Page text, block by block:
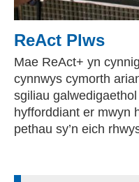
ReAct Plws
Mae ReAct+ yn
cynnwys cymorth
sgiliau
hyfforddiant er mwyn
pethau sy’n eich